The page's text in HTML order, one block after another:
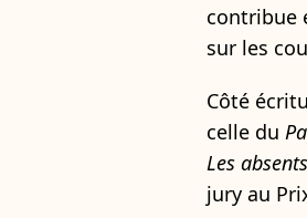
contribue
sur les
Côté
celle du
Les
jury au